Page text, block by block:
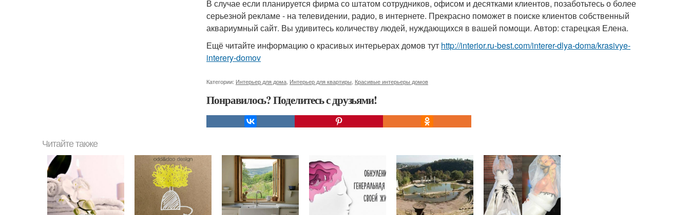
В случае если планируется фирма со штатом сотрудников, офисом и десятками клиентов, позаботьтесь о более
серьезной рекламе - на телевидении, радио, в интернете. Прекрасно поможет в поиске клиентов собственный
аквариумный сайт. Вы удивитесь количеству людей, нуждающихся в вашей помощи. Автор: старецкая Елена.
Ещё читайте информацию о красивых интерьерах домов тут http://interior.ru-best.com/interer-dlya-doma/krasivye-
interery-domov
Категории: Интерьер для дома Интерьер для квартиры Красивые интерьеры домов
Понравилось? Поделитесь с друзьями!
Читайте также